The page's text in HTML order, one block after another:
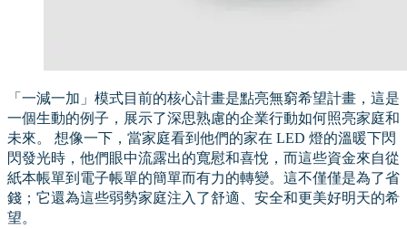
「一減一加」模式目前的核心計畫是點亮無窮希望計畫，這是
一個生動的例子，展示了深思熟慮的企業行動如何照亮家庭和
未來。 想像一下，當家庭看到他們的家在 LED 燈的溫暖下閃
閃發光時，他們眼中流露出的寬慰和喜悅，而這些資金來自從
紙本帳單到電子帳單的簡單而有力的轉變。這不僅僅是為了省
錢；它還為這些弱勢家庭注入了舒適、安全和更美好明天的希
望。